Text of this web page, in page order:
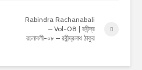
Rabindra Rachanabali
– Vol-08 | রবীন্দ্র
রচনাবলী-০৮ – রবীন্দ্রনাথ ঠাকুর